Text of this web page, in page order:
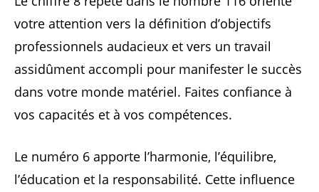
votre attention vers la définition d’objectifs
professionnels audacieux et vers un travail
assidûment accompli pour manifester le succès
dans votre monde matériel. Faites confiance à
vos capacités et à vos compétences.
Le numéro 6 apporte l’harmonie, l’équilibre,
l’éducation et la responsabilité. Cette influence